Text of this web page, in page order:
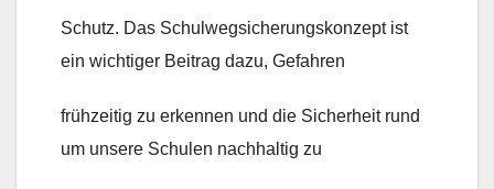
Schutz. Das Schulwegsicherungskonzept ist
ein wichtiger Beitrag dazu, Gefahren
frühzeitig zu erkennen und die Sicherheit rund
um unsere Schulen nachhaltig zu